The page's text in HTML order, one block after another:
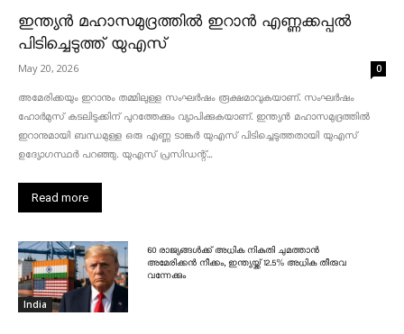
ഇന്ത്യൻ മഹാസമുദ്രത്തിൽ ഇറാൻ എണ്ണക്കപ്പൽ
പിടിച്ചെടുത്ത് യുഎസ്
May 20, 2026 0
അമേരിക്കയും ഇറാനും തമ്മിലുള്ള സംഘർഷം രൂക്ഷമാവുകയാണ്. സംഘർഷം
ഹോർമുസ് കടലിടുക്കിന് പുറത്തേക്കും വ്യാപിക്കുകയാണ്. ഇന്ത്യൻ മഹാസമുദ്രത്തിൽ
ഇറാനുമായി ബന്ധമുള്ള ഒരു എണ്ണ ടാങ്കർ യുഎസ് പിടിച്ചെടുത്തതായി യുഎസ്
ഉദ്യോഗസ്ഥർ പറഞ്ഞു. യുഎസ് പ്രസിഡന്റ്...
Read more
India
60 രാജ്യങ്ങൾക്ക് അധിക നികുതി ചുമത്താൻ
അമേരിക്കൻ നീക്കം, ഇന്ത്യയ്ക്ക് 12.5% അധിക തീരുവ
വന്നേക്കും